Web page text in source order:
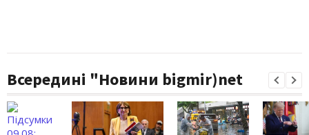
Всередині "Новини bigmir)net